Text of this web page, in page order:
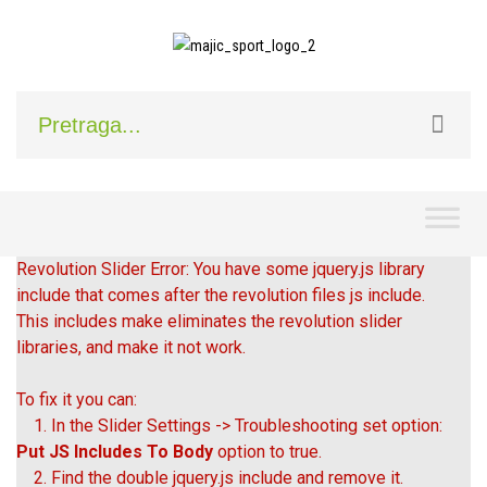
Revolution Slider Error: You have some jquery.js library
include that comes after the revolution files js include.
This includes make eliminates the revolution slider
libraries, and make it not work.
To fix it you can:
1. In the Slider Settings -> Troubleshooting set option:
Put JS Includes To Body option to true.
2. Find the double jquery.js include and remove it.